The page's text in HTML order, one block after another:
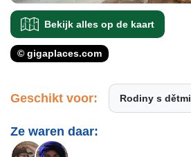
Bekijk alles op de kaart
© gigaplaces.com
Geschikt voor: Rodiny s dětmi
Ze waren daar: